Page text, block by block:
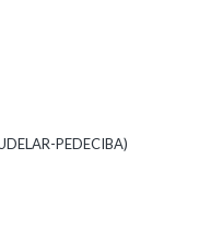
PEDECIBA)